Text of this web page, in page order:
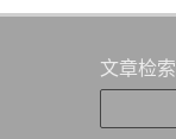
文章检索